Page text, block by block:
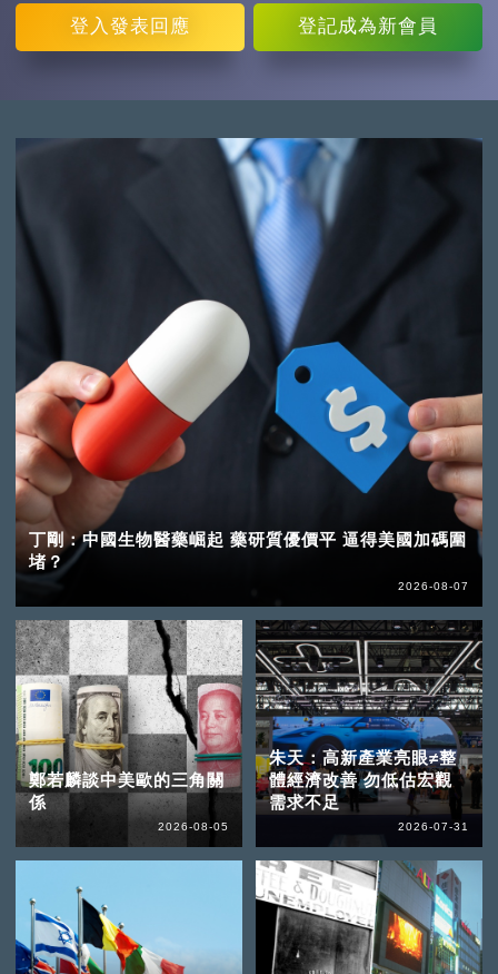
登入 發表回應 登記成為新會員
丁剛：中國生物醫藥崛起 藥研質優價平 逼得美國加碼圍
堵？
2026-08-07
鄭若麟談中美歐的三角關
係
2026-08-05
朱天：高新產業亮眼≠整
體經濟改善 勿低估宏觀
需求不足
2026-07-31